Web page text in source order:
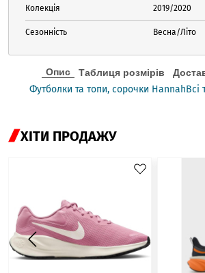
Колекція 2019/2020
Сезонність Весна/Літо
Опис Таблиця розмірів
Футболки та топи, сорочки HannahВсі
ХІТИ ПРОДАЖУ